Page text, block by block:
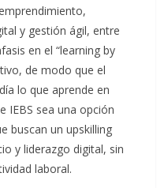
y gestión ágil, entre
en el “learning by
de modo que el
lo que aprende en
IEBS sea una opción
buscan un upskilling
y liderazgo digital, sin
laboral.